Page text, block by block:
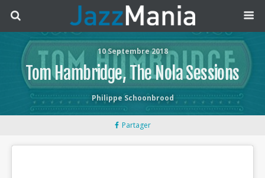
10 Septembre 2018
Tom Hambridge, The Nola Sessions
Philippe Schoonbrood
Partager